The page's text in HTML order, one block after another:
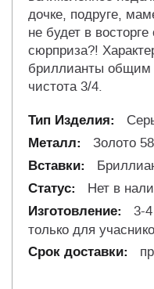
дочке, подруге,
не будет в восторге
сюрприза?!
бриллианты общим
чистота 3/4.
Золото
Нет в
3-
только для